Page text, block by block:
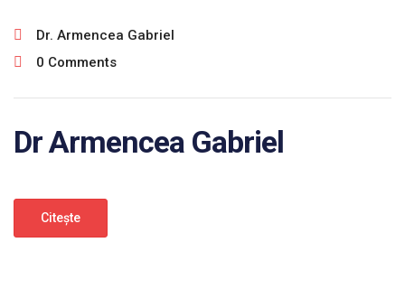
Dr. Armencea Gabriel
0 Comments
Dr Armencea Gabriel
Citeşte